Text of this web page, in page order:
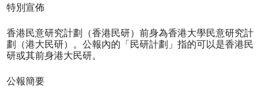
特別宣佈
香港民意研究計劃（香港民研）前身為香港大學民意研究計
劃（港大民研）。公報內的「民研計劃」指的可以是香港民
研或其前身港大民研。
公報簡要